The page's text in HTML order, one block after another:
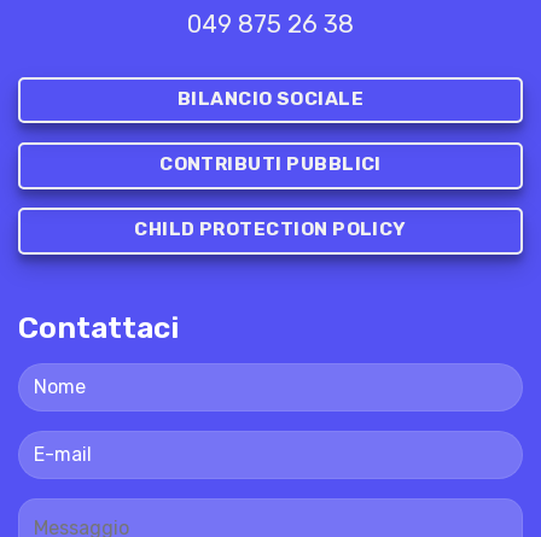
049 875 26 38
BILANCIO SOCIALE
CONTRIBUTI PUBBLICI
CHILD PROTECTION POLICY
Contattaci